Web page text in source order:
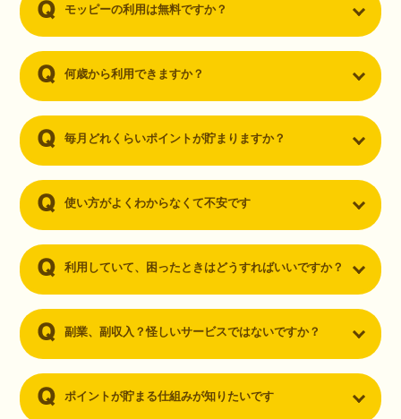
るならと無料登録して、クレジットカードの発行やアプリダウンロー
モッピーの利用は無料ですか？
何歳から利用できますか？
毎月どれくらいポイントが貯まりますか？
使い方がよくわからなくて不安です
利用していて、困ったときはどうすればいいですか？
副業、副収入？怪しいサービスではないですか？
ポイントが貯まる仕組みが知りたいです